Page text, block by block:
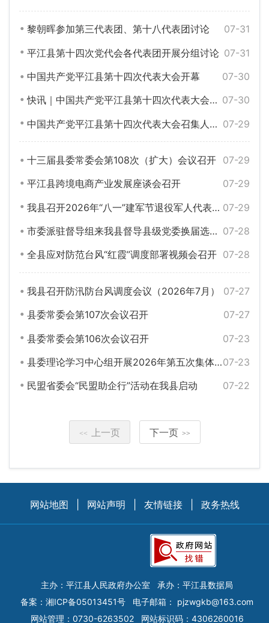
07-31
黎朝晖参加第三代表团、第十八代表团讨论
07-31
平江县第十四次党代会各代表团开展分组讨论
07-30
中国共产党平江县第十四次代表大会开幕
07-30
快讯｜中国共产党平江县第十四次代表大会开幕
07-29
中国共产党平江县第十四次代表大会召集人会议召开
07-29
十三届县委常委会第108次（扩大）会议召开
07-29
平江县跨境电商产业发展座谈会召开
07-29
我县召开2026年“八一”建军节退役军人代表座谈会
07-28
市委派驻督导组来我县督导县级党委换届选举风气
07-28
全县应对防范台风“红霞”调度部署视频会召开
07-27
我县召开防汛防台风调度会议（2026年7月）
07-27
县委常委会第107次会议召开
07-23
县委常委会第106次会议召开
07-23
县委理论学习中心组开展2026年第五次集体（扩大）学习
07-22
民盟省委会“民盟助企行”活动在我县启动
<< 上一页 下一页 >>
网站地图 网站声明 友情链接 政务热线
主办：平江县人民政府办公室
承办：平江县数据局
备案： 湘ICP备05013451号 电子邮箱： pjzwgkb@163.com
网站管理：0730-6263502
网站标识码：4306260016